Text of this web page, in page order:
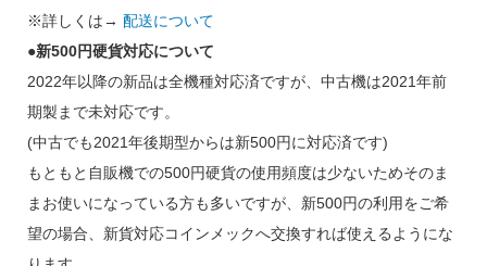
※詳しくは→ 配送について
●新500円硬貨対応について
2022年以降の新品は全機種対応済ですが、中古機は2021年前
期製まで未対応です。
(中古でも2021年後期型からは新500円に対応済です)
もともと自販機での500円硬貨の使用頻度は少ないためそのま
まお使いになっている方も多いですが、新500円の利用をご希
望の場合、新貨対応コインメックへ交換すれば使えるようにな